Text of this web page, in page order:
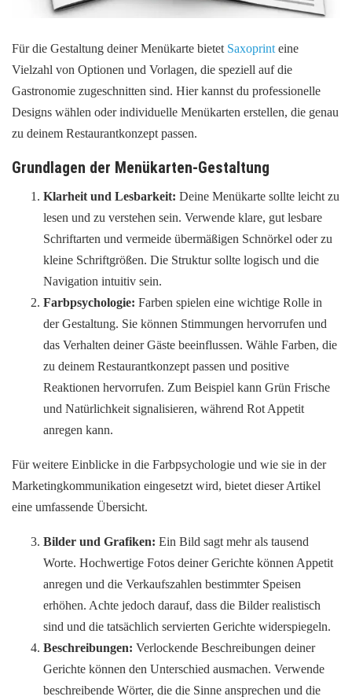
Für die Gestaltung deiner Menükarte bietet Saxoprint eine
Vielzahl von Optionen und Vorlagen, die speziell auf die
Gastronomie zugeschnitten sind. Hier kannst du professionelle
Designs wählen oder individuelle Menükarten erstellen, die genau
zu deinem Restaurantkonzept passen.
Grundlagen der Menükarten-Gestaltung
Klarheit und Lesbarkeit: Deine Menükarte sollte leicht zu
lesen und zu verstehen sein. Verwende klare, gut lesbare
Schriftarten und vermeide übermäßigen Schnörkel oder zu
kleine Schriftgrößen. Die Struktur sollte logisch und die
Navigation intuitiv sein.
Farbpsychologie: Farben spielen eine wichtige Rolle in
der Gestaltung. Sie können Stimmungen hervorrufen und
das Verhalten deiner Gäste beeinflussen. Wähle Farben, die
zu deinem Restaurantkonzept passen und positive
Reaktionen hervorrufen. Zum Beispiel kann Grün Frische
und Natürlichkeit signalisieren, während Rot Appetit
anregen kann.
Für weitere Einblicke in die Farbpsychologie und wie sie in der
Marketingkommunikation eingesetzt wird, bietet dieser Artikel
eine umfassende Übersicht.
Bilder und Grafiken: Ein Bild sagt mehr als tausend
Worte. Hochwertige Fotos deiner Gerichte können Appetit
anregen und die Verkaufszahlen bestimmter Speisen
erhöhen. Achte jedoch darauf, dass die Bilder realistisch
sind und die tatsächlich servierten Gerichte widerspiegeln.
Beschreibungen: Verlockende Beschreibungen deiner
Gerichte können den Unterschied ausmachen. Verwende
beschreibende Wörter, die die Sinne ansprechen und die